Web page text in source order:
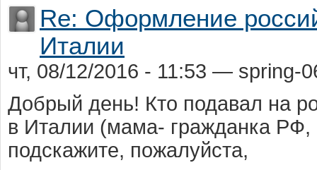
Re: Оформление
Италии
чт, 08/12/2016 - 11:53 — spring-
Добрый день! Кто подавал на
в Италии (мама- гражданка
подскажите, пожалуйста,